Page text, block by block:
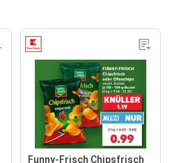
Funny-Frisch Chipsfrisch